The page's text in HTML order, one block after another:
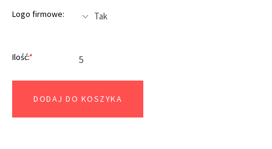
Logo firmowe:
Ilość:*
DODAJ DO KOSZYKA